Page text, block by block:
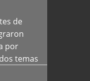
de
por
temas